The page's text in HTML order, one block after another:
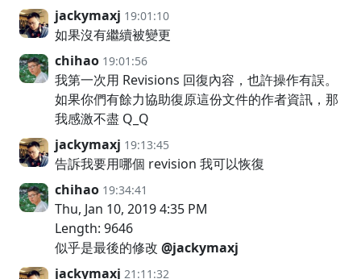
jackymaxj 19:01:10
如果沒有繼續被變更
chihao 19:01:56
我第一次用 Revisions 回復內容，也許操作有誤。
如果你們有餘力協助復原這份文件的作者資訊，那
我感激不盡 Q_Q
jackymaxj 19:13:45
告訴我要用哪個 revision 我可以恢復
chihao 19:34:41
Thu, Jan 10, 2019 4:35 PM
Length: 9646
似乎是最後的修改 @jackymaxj
jackymaxj 21:11:32